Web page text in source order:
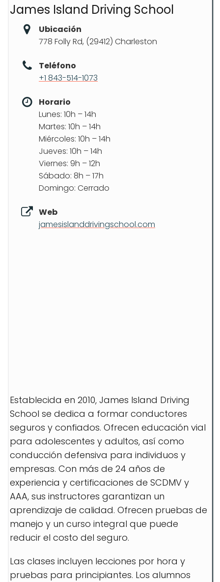
James Island Driving School
Ubicación
778 Folly Rd, (29412) Charleston
Teléfono
+1 843-514-1073
Horario
Lunes: 10h – 14h
Martes: 10h – 14h
Miércoles: 10h – 14h
Jueves: 10h – 14h
Viernes: 9h – 12h
Sábado: 8h – 17h
Domingo: Cerrado
Web
jamesislanddrivingschool.com
Establecida en 2010, James Island Driving
School se dedica a formar conductores
seguros y confiados. Ofrecen educación vial
para adolescentes y adultos, así como
conducción defensiva para individuos y
empresas. Con más de 24 años de
experiencia y certificaciones de SCDMV y
AAA, sus instructores garantizan un
aprendizaje de calidad. Ofrecen pruebas de
manejo y un curso integral que puede
reducir el costo del seguro.
Las clases incluyen lecciones por hora y
pruebas para principiantes. Los alumnos